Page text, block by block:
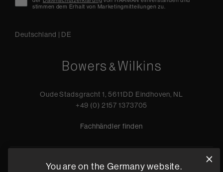
stimmen dem Erhalt von Marketingmitteilungen zu.
Deutschland | DE
Oude Stadsgracht 1, 5611DD Eindhoven, NL
+49 (0) 2157 1373705
Fachhändler finden
Datenschutz VerkaufsbedingungenImpressumCompliance
You are on the Germany website.